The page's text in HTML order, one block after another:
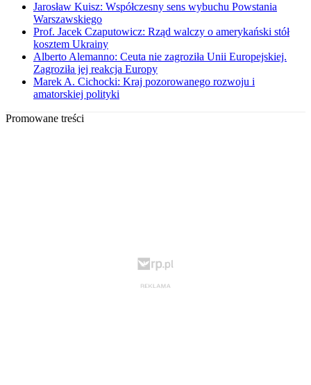
Jarosław Kuisz: Współczesny sens wybuchu Powstania
Warszawskiego
Prof. Jacek Czaputowicz: Rząd walczy o amerykański stół
kosztem Ukrainy
Alberto Alemanno: Ceuta nie zagroziła Unii Europejskiej.
Zagroziła jej reakcja Europy
Marek A. Cichocki: Kraj pozorowanego rozwoju i
amatorskiej polityki
Promowane treści